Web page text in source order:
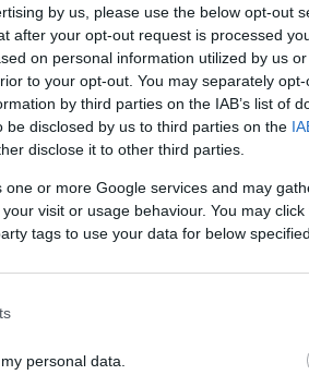
by us, please use the below opt-out
after your opt-out request is processed
on personal information utilized by us
to your opt-out. You may separately
by third parties on the IAB’s list of
disclosed by us to third parties on the
disclose it to other third parties.
or more Google services and may
visit or usage behaviour. You may
tags to use your data for below
personal data.
Egerben, a
el.
délelőtt
a verpeléti
történt.
településen, a II.
áramtalanították az
belőle és átadták